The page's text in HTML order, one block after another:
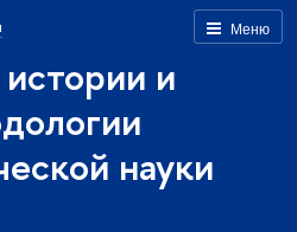
Меню
и
науки